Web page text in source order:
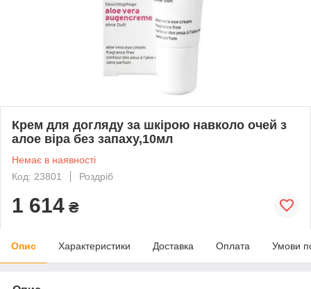
Крем для догляду за шкірою навколо очей з
алое віра без запаху,10мл
Немає в наявності
Код: 23801
Роздріб
1 614 ₴
Опис Характеристики Доставка Оплата Умови